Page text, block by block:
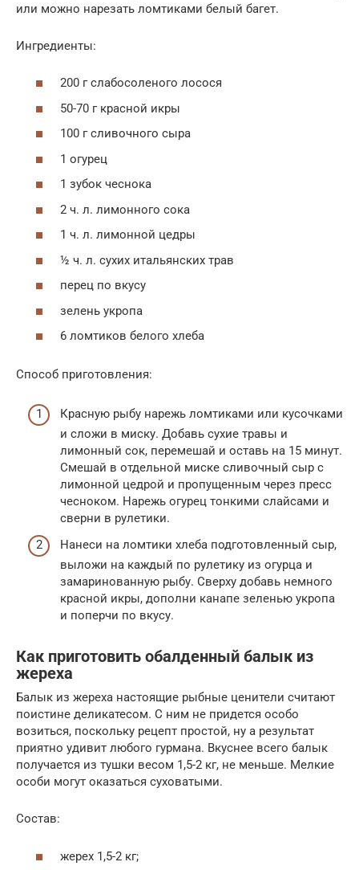
или можно нарезать ломтиками белый багет.
Ингредиенты:
200 г слабосоленого лосося
50-70 г красной икры
100 г сливочного сыра
1 огурец
1 зубок чеснока
2 ч. л. лимонного сока
1 ч. л. лимонной цедры
½ ч. л. сухих итальянских трав
перец по вкусу
зелень укропа
6 ломтиков белого хлеба
Способ приготовления:
Красную рыбу нарежь ломтиками или кусочками
и сложи в миску. Добавь сухие травы и
лимонный сок, перемешай и оставь на 15 минут.
Смешай в отдельной миске сливочный сыр с
лимонной цедрой и пропущенным через пресс
чесноком. Нарежь огурец тонкими слайсами и
сверни в рулетики.
Нанеси на ломтики хлеба подготовленный сыр,
выложи на каждый по рулетику из огурца и
замаринованную рыбу. Сверху добавь немного
красной икры, дополни канапе зеленью укропа
и поперчи по вкусу.
Как приготовить обалденный балык из
жереха
Балык из жереха настоящие рыбные ценители считают
поистине деликатесом. С ним не придется особо
возиться, поскольку рецепт простой, ну а результат
приятно удивит любого гурмана. Вкуснее всего балык
получается из тушки весом 1,5-2 кг, не меньше. Мелкие
особи могут оказаться суховатыми.
Состав:
жерех 1,5-2 кг;